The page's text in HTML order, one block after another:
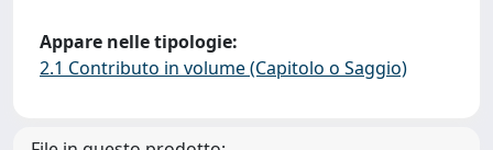
Appare nelle tipologie:
2.1 Contributo in volume (Capitolo o Saggio)